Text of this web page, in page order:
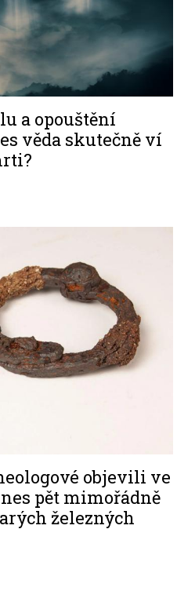
a opouštění
věda skutečně ví
objevili ve
pět mimořádně
železných